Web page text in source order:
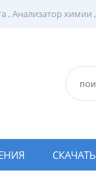
, Анализатор химии ,
СКАЧАТЬ